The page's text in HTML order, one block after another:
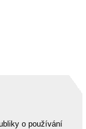
o používání